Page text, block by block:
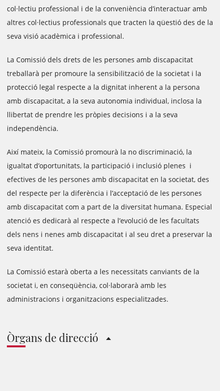
col·lectiu professional i de la conveniència d’interactuar amb
altres col·lectius professionals que tracten la qüestió des de la
seva visió acadèmica i professional.
La Comissió dels drets de les persones amb discapacitat
treballarà per promoure la sensibilització de la societat i la
protecció legal respecte a la dignitat inherent a la persona
amb discapacitat, a la seva autonomia individual, inclosa la
llibertat de prendre les pròpies decisions i a la seva
independència.
Així mateix, la Comissió promourà la no discriminació, la
igualtat d’oportunitats, la participació i inclusió plenes i
efectives de les persones amb discapacitat en la societat, des
del respecte per la diferència i l’acceptació de les persones
amb discapacitat com a part de la diversitat humana. Especial
atenció es dedicarà al respecte a l’evolució de les facultats
dels nens i nenes amb discapacitat i al seu dret a preservar la
seva identitat.
La Comissió estarà oberta a les necessitats canviants de la
societat i, en conseqüència, col·laborarà amb les
administracions i organitzacions especialitzades.
Òrgans de direcció